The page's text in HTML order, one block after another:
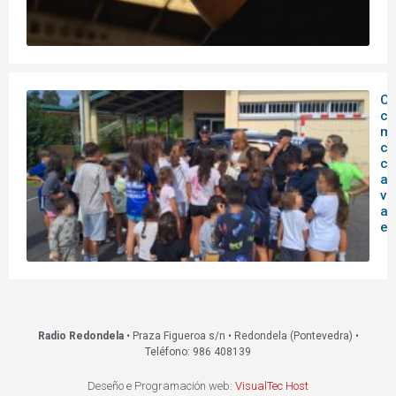
O
Radio Redondela• Praza Figueroa s/n • Redondela (Pontevedra) •
Teléfono: 986 408139
Deseño e Programación web: VisualTec Host